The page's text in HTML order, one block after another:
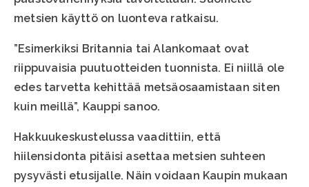
metsien käyttö on luonteva ratkaisu.
”Esimerkiksi Britannia tai Alankomaat ovat
riippuvaisia puutuotteiden tuonnista. Ei niillä ole
edes tarvetta kehittää metsäosaamistaan siten
kuin meillä”, Kauppi sanoo.
Hakkuukeskustelussa vaadittiin, että
hiilensidonta pitäisi asettaa metsien suhteen
pysyvästi etusijalle. Näin voidaan Kaupin mukaan